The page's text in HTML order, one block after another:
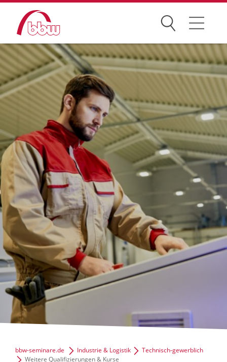
Suchen
Weiterbildung
Kongresse
Förderungen
Projekte
Über uns
News Archiv
bbw-seminare.de Industrie & Logistik
Technisch-gewerblich
Weitere Qualifizierungen & Kurse